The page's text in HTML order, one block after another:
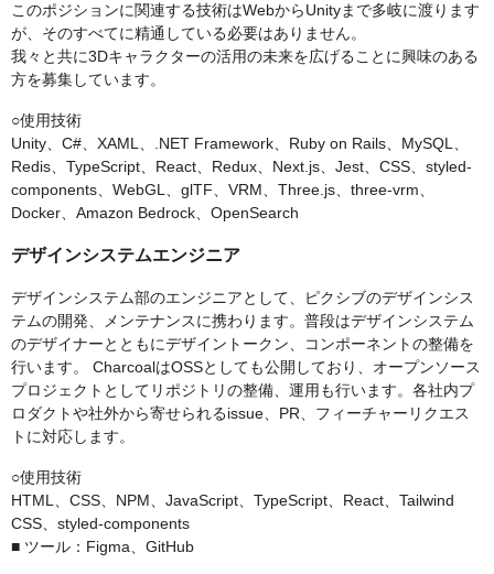
このポジションに関連する技術はWebからUnityまで多岐に渡ります
が、そのすべてに精通している必要はありません。
我々と共に3Dキャラクターの活用の未来を広げることに興味のある
方を募集しています。
○使用技術
Unity、C#、XAML、.NET Framework、Ruby on Rails、MySQL、
Redis、TypeScript、React、Redux、Next.js、Jest、CSS、styled-
components、WebGL、glTF、VRM、Three.js、three-vrm、
Docker、Amazon Bedrock、OpenSearch
デザインシステムエンジニア
デザインシステム部のエンジニアとして、ピクシブのデザインシス
テムの開発、メンテナンスに携わります。普段はデザインシステム
のデザイナーとともにデザイントークン、コンポーネントの整備を
行います。 CharcoalはOSSとしても公開しており、オープンソース
プロジェクトとしてリポジトリの整備、運用も行います。各社内プ
ロダクトや社外から寄せられるissue、PR、フィーチャーリクエス
トに対応します。
○使用技術
HTML、CSS、NPM、JavaScript、TypeScript、React、Tailwind
CSS、styled-components
■ ツール：Figma、GitHub